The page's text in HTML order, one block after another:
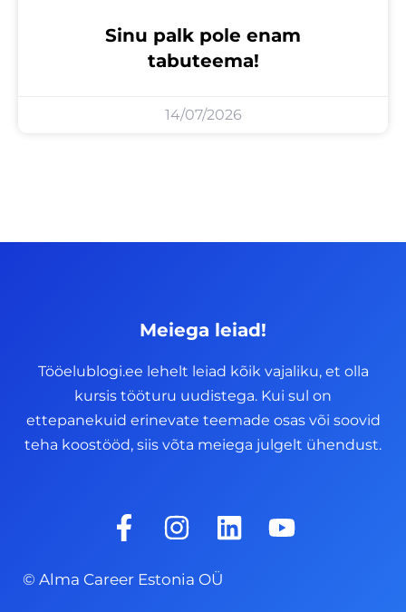
Sinu palk pole enam
tabuteema!
14/07/2026
Meiega leiad!
Tööelublogi.ee lehelt leiad kõik vajaliku, et olla
kursis tööturu uudistega. Kui sul on
ettepanekuid erinevate teemade osas või soovid
teha koostööd, siis võta meiega julgelt ühendust.
F
a
e
I
n
s
t
L
i
Y
o
© Alma Career Estonia OÜ